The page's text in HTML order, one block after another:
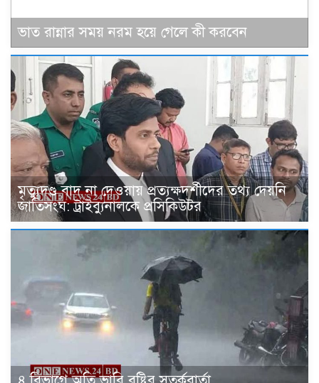
ভাত রান্নার সময় নরম হয়ে গেলে কী করবেন
মৃত্যুদণ্ড বাদ না দেওয়ায় প্রত্যক্ষদর্শীদের তথ্য দেয়নি
জাতিসংঘ: ট্রাইব্যুনালকে প্রসিকিউটর